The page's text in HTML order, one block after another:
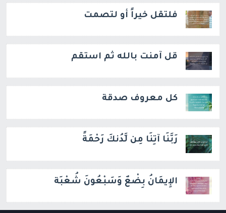
فلتقل خيراً أو لتصمت
قل آمنت بالله ثم استقم
كل معروف صدقة
رَبَّنَا آتِنَا مِن لَّدُنكَ رَحْمَةً
الإِيمَانُ بِضْعٌ وَسَبْعُونَ شُعْبَة